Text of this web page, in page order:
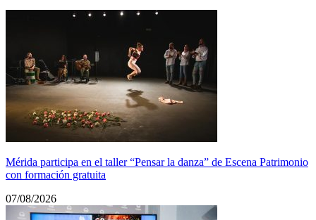
Mérida participa en el taller “Pensar la danza” de Escena Patrimonio
con formación gratuita
07/08/2026